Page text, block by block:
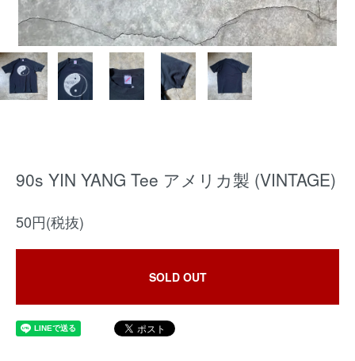
90s YIN YANG Tee アメリカ製 (VINTAGE)
50円(税抜)
SOLD OUT